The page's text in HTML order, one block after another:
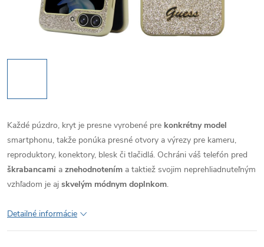
Každé púzdro, kryt je presne vyrobené pre konkrétny model
smartphonu, takže ponúka presné otvory a výrezy pre kameru,
reproduktory, konektory, blesk či tlačidlá. Ochráni váš telefón pred
škrabancami a znehodnotením a taktiež svojim neprehliadnuteľným
vzhľadom je aj skvelým módnym doplnkom.
Detailné informácie